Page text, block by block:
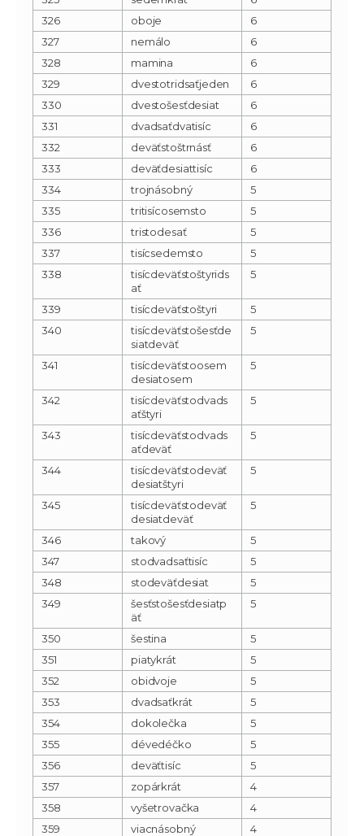
326
oboje
6
327
nemálo
6
328
mamina
6
329
dvestotridsaťjeden
6
330
dvestošesťdesiat
6
331
dvadsaťdvatisíc
6
332
deväťstoštrnásť
6
333
deväťdesiattisíc
6
334
trojnásobný
5
335
tritisícosemsto
5
336
tristodesať
5
337
tisícsedemsto
5
338
tisícdeväťstoštyrids
ať
5
339 tisícdeväťstoštyri
5
340
tisícdeväťstošesťde
siatdeväť
5
341
tisícdeväťstoosem
desiatosem
5
342
tisícdeväťstodvads
aťštyri
5
343
tisícdeväťstodvads
aťdeväť
5
344
tisícdeväťstodeväť
desiatštyri
5
345
tisícdeväťstodeväť
desiatdeväť
5
346 takový
5
347
stodvadsaťtisíc
5
348
stodeväťdesiat
5
349
šesťstošesťdesiatp
äť
5
350 šestina
5
351
piatykrát
5
352
obidvoje
5
353
dvadsaťkrát
5
354
dokolečka
5
355
dévedéčko
5
356
deväťtisíc
5
357
zopárkrát
4
358
vyšetrovačka
4
359
viacnásobný
4